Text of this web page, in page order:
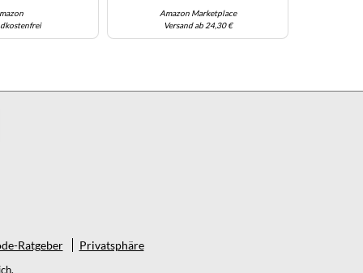
Amazon Marketplace
Versand ab 24,30 €
Ratgeber Privatsphäre